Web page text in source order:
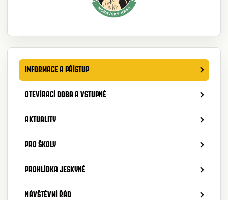
INFORMACE A PŘÍSTUP
OTEVÍRACÍ DOBA A VSTUPNÉ
AKTUALITY
PRO ŠKOLY
PROHLÍDKA JESKYNĚ
NÁVŠTĚVNÍ ŘÁD